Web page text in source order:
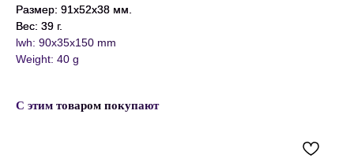
Размер: 91х52х38 мм.
Вес: 39 г.
lwh: 90x35x150 mm
Weight: 40 g
С этим товаром покупают